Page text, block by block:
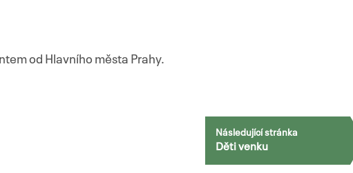
od Hlavního města Prahy.
Následující stránka
Děti venku